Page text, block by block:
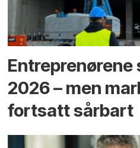
Entreprenørene
2026 – men
fortsatt sårbart